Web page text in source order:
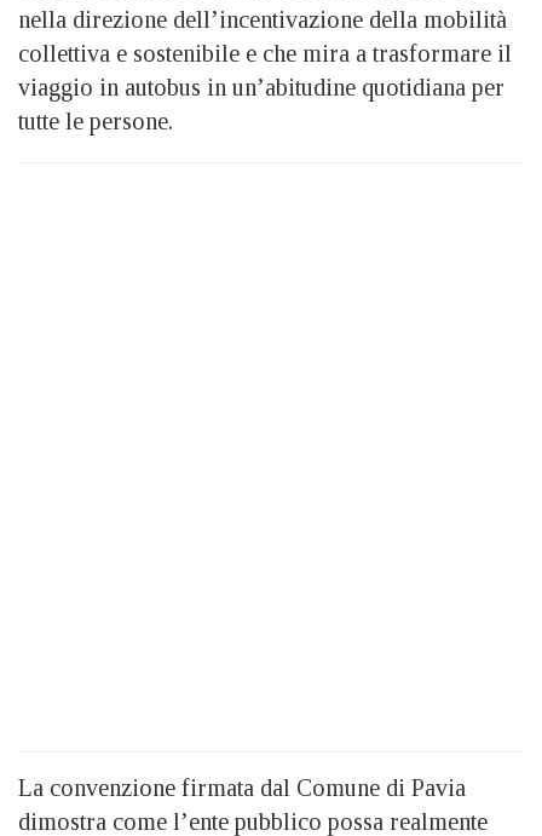
nella direzione dell’incentivazione della mobilità
collettiva e sostenibile e che mira a trasformare il
viaggio in autobus in un’abitudine quotidiana per
tutte le persone.
La convenzione firmata dal Comune di Pavia
dimostra come l’ente pubblico possa realmente